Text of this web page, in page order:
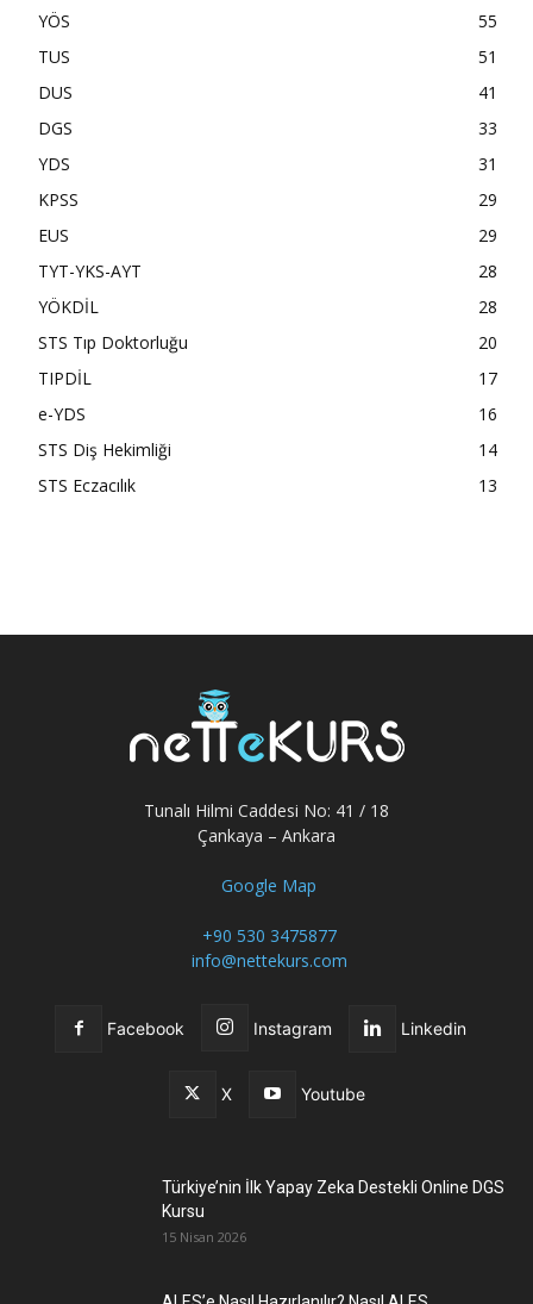
YÖS
55
TUS
51
DUS
41
DGS
33
YDS
31
KPSS
29
EUS
29
TYT-YKS-AYT
28
YÖKDİL
28
STS Tıp Doktorluğu
20
TIPDİL
17
e-YDS
16
STS Diş Hekimliği
14
STS Eczacılık
13
Tunalı Hilmi Caddesi No: 41 / 18
Çankaya – Ankara
Google Map
+90 530 3475877
info@nettekurs.com
Facebook Instagram Linkedin
X Youtube
Türkiye’nin İlk Yapay Zeka Destekli Online DGS
Kursu
15 Nisan 2026